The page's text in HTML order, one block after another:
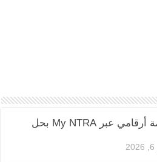
عودة خدمة أرقامي عبر My NTRA بحل